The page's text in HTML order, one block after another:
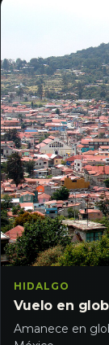
HIDALGO
Vuelo en
Amanece en